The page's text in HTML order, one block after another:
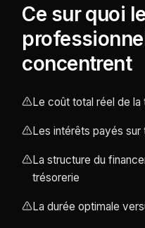
Ce sur quoi
concentrent
Le coût total réel de la
Les intérêts payés sur
La structure du
trésorerie
La durée optimale